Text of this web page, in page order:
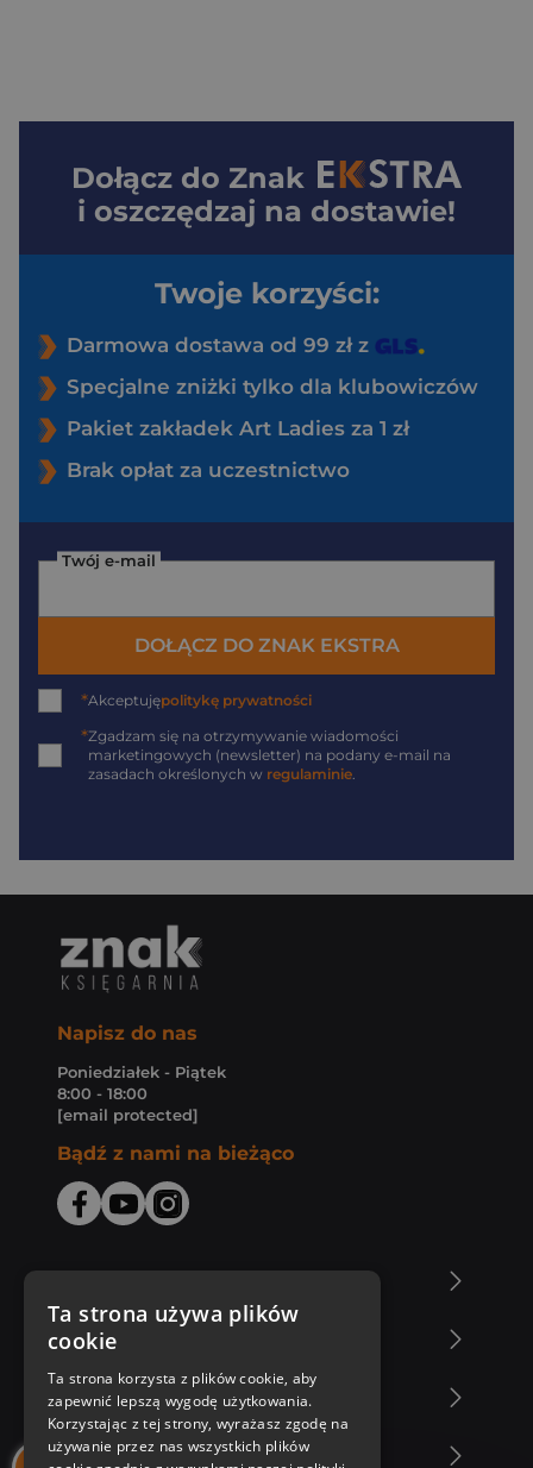
Dołącz do Znak
i oszczędzaj na dostawie!
Twoje korzyści:
Darmowa dostawa od 99 zł z
Specjalne zniżki tylko dla klubowiczów
Pakiet zakładek Art Ladies za 1 zł
Brak opłat za uczestnictwo
Twój e-mail
DOŁĄCZ DO ZNAK EKSTRA
*Akceptujępolitykę prywatności
*Zgadzam się na otrzymywanie wiadomości
marketingowych (newsletter) na podany e-mail na
zasadach określonych w regulaminie.
Napisz do nas
Poniedziałek - Piątek
8:00 - 18:00
[email protected]
Bądź z nami na bieżąco
Zakupy u nas
Nasza oferta
Nasi autorzy
Ta strona używa plików
cookie
Ta strona korzysta z plików cookie, aby
zapewnić lepszą wygodę użytkowania.
Korzystając z tej strony, wyrażasz zgodę na
używanie przez nas wszystkich plików